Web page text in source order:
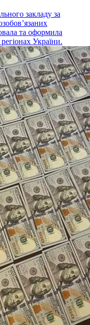
закладу за
та оформила
України.